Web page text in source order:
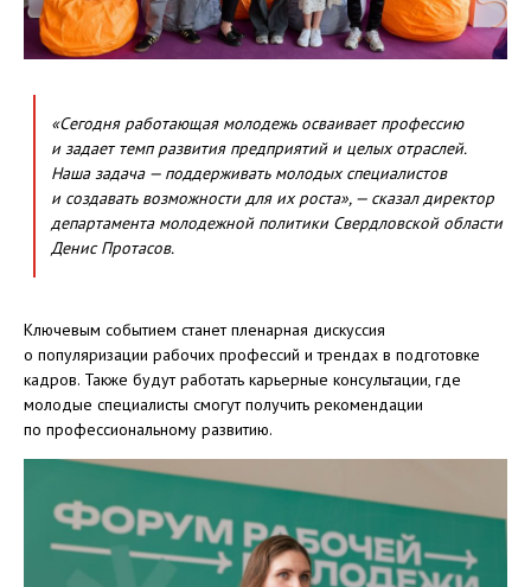
«Сегодня работающая молодежь осваивает профессию
и задает темп развития предприятий и целых отраслей.
Наша задача — поддерживать молодых специалистов
и создавать возможности для их роста», — сказал директор
департамента молодежной политики Свердловской области
Денис Протасов.
Ключевым событием станет пленарная дискуссия
о популяризации рабочих профессий и трендах в подготовке
кадров. Также будут работать карьерные консультации, где
молодые специалисты смогут получить рекомендации
по профессиональному развитию.